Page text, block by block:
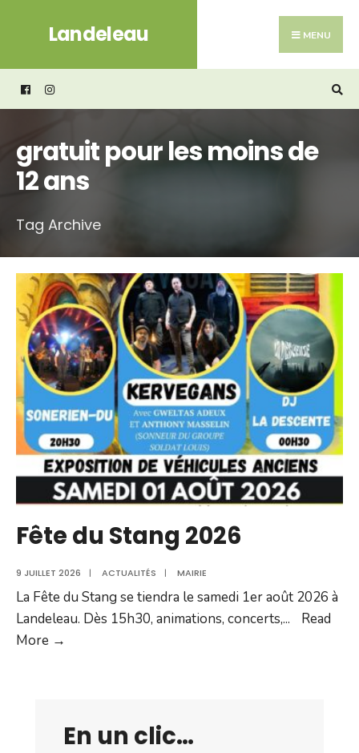
Landeleau MENU
gratuit pour les moins de
12 ans
Tag Archive
Fête du Stang 2026
9 JUILLET 2026 | ACTUALITÉS | MAIRIE
La Fête du Stang se tiendra le samedi 1er août 2026 à
Landeleau. Dès 15h30, animations, concerts,...
Read
More →
En un clic…
for: